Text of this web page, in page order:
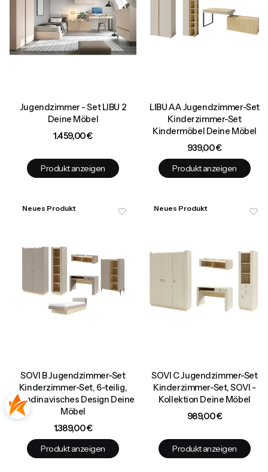
Jugendzimmer - Set LIBU 2
Deine Möbel
Preis
1.459,00 €
Produkt anzeigen
LIBU AA Jugendzimmer-Set
Kinderzimmer-Set
Kindermöbel Deine Möbel
Preis
939,00 €
Produkt anzeigen
Neues Produkt
SOVI B Jugendzimmer-Set
Kinderzimmer-Set, 6-teilig,
skandinavisches Design Deine
Möbel
Preis
1.389,00 €
Produkt anzeigen
Neues Produkt
SOVI C Jugendzimmer-Set
Kinderzimmer-Set, SOVI -
Kollektion Deine Möbel
Preis
989,00 €
Produkt anzeigen